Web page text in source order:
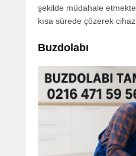
şekilde müdahale
kısa sürede çözerek
Buzdolabı